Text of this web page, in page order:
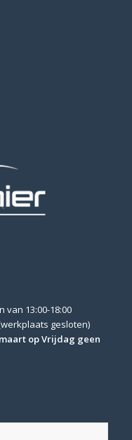
van 13:00-18:00
gesloten)
op Vrijdag geen